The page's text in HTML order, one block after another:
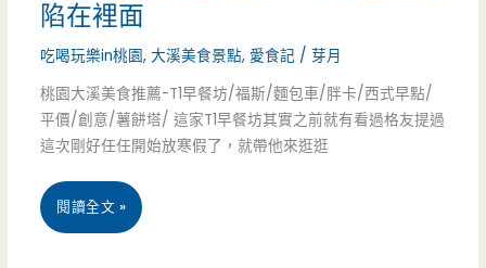
裡
的
親
子
下
午
茶/
神
高
柏
蛋
餅/
住
宅
陷在裡面
吃喝玩樂in桃園,大溪美食景點, 愛食記 /芽月
桃園大溪美食推薦-T1早餐坊/福斯/麵包車/胖卡/西式早點/
平價/創意/薯餅塔/ 這家T1早餐坊其實之前就有看過格友提過
這次剛好任任開始放寒假了，就帶他來逛逛
桃
閱讀全文 »